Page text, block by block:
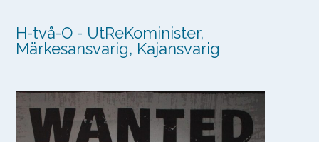
H-två-O - UtReKominister,
Märkesansvarig, Kajansvarig